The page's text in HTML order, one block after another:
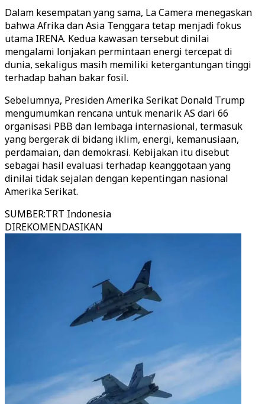
Dalam kesempatan yang sama, La Camera menegaskan
bahwa Afrika dan Asia Tenggara tetap menjadi fokus
utama IRENA. Kedua kawasan tersebut dinilai
mengalami lonjakan permintaan energi tercepat di
dunia, sekaligus masih memiliki ketergantungan tinggi
terhadap bahan bakar fosil.
Sebelumnya, Presiden Amerika Serikat Donald Trump
mengumumkan rencana untuk menarik AS dari 66
organisasi PBB dan lembaga internasional, termasuk
yang bergerak di bidang iklim, energi, kemanusiaan,
perdamaian, dan demokrasi. Kebijakan itu disebut
sebagai hasil evaluasi terhadap keanggotaan yang
dinilai tidak sejalan dengan kepentingan nasional
Amerika Serikat.
SUMBER:TRT Indonesia
DIREKOMENDASIKAN